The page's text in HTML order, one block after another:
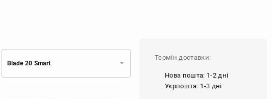
Blade 20 Smart
Термін доставки:
Нова пошта: 1-2 дні
Укрпошта: 1-3 дні